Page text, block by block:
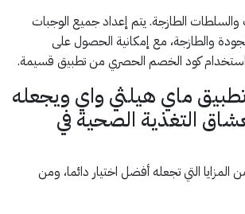
والسلطات الطازجة. يتم إعداد جميع الوجبات
والطازجة، مع إمكانية الحصول على
كود الخصم الحصري من تطبيق قسيمة.
ماي هيلثي واي ويجعله
التغذية الصحية في
المزايا التي تجعله أفضل اختيار دائما، ومن